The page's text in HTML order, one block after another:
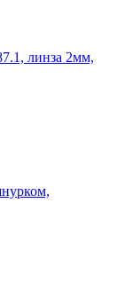
линза 2мм,